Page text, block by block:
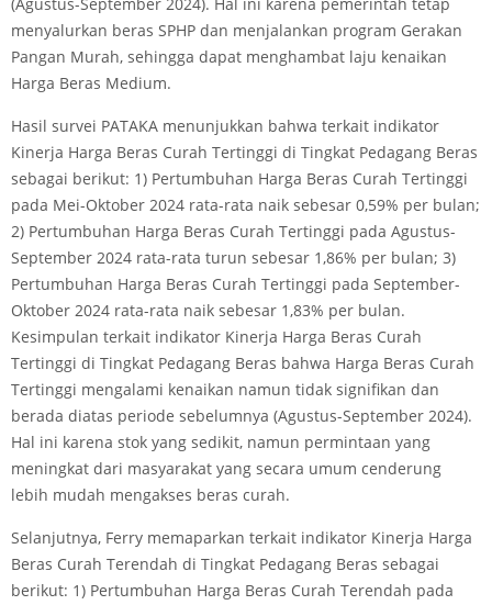
menyalurkan beras SPHP dan menjalankan program Gerakan
Pangan Murah, sehingga dapat menghambat laju kenaikan
Harga Beras Medium.
Hasil survei PATAKA menunjukkan bahwa terkait indikator
Kinerja Harga Beras Curah Tertinggi di Tingkat Pedagang Beras
sebagai berikut: 1) Pertumbuhan Harga Beras Curah Tertinggi
pada Mei-Oktober 2024 rata-rata naik sebesar 0,59% per bulan;
2) Pertumbuhan Harga Beras Curah Tertinggi pada Agustus-
September 2024 rata-rata turun sebesar 1,86% per bulan; 3)
Pertumbuhan Harga Beras Curah Tertinggi pada September-
Oktober 2024 rata-rata naik sebesar 1,83% per bulan.
Kesimpulan terkait indikator Kinerja Harga Beras Curah
Tertinggi di Tingkat Pedagang Beras bahwa Harga Beras Curah
Tertinggi mengalami kenaikan namun tidak signifikan dan
berada diatas periode sebelumnya (Agustus-September 2024).
Hal ini karena stok yang sedikit, namun permintaan yang
meningkat dari masyarakat yang secara umum cenderung
lebih mudah mengakses beras curah.
Selanjutnya, Ferry memaparkan terkait indikator Kinerja Harga
Beras Curah Terendah di Tingkat Pedagang Beras sebagai
berikut: 1) Pertumbuhan Harga Beras Curah Terendah pada